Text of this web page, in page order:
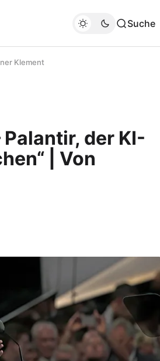
Suche
Klement
der KI-
| Von